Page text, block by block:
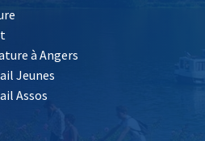
à Angers
Jeunes
Assos